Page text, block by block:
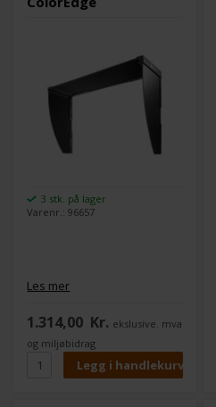
3 stk. på lager
Varenr.: 96657
Les mer
1.314,00 Kr. ekslusive. mva
og miljøbidrag